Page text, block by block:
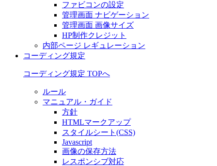
ファビコンの設定
管理画面 ナビゲーション
管理画面 画像サイズ
HP制作クレジット
内部ページ レギュレーション
コーディング規定
コーディング規定 TOPへ
ルール
マニュアル・ガイド
方針
HTMLマークアップ
スタイルシート(CSS)
Javascript
画像の保存方法
レスポンシブ対応